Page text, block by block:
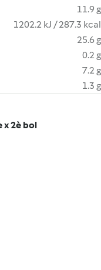
11.9 g
1202.2 kJ / 287.3 kcal
25.6 g
0.2 g
7.2 g
1.3 g
x 2è bol